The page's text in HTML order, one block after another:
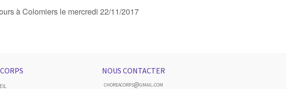
à Colomiers le mercredi 22/11/2017
NOUS CONTACTER
choreacorps@gmail.com